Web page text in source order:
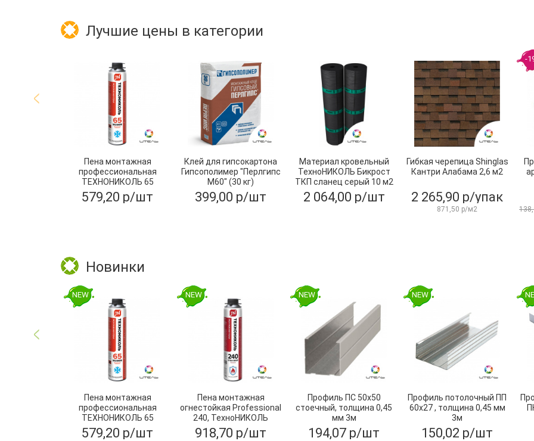
Лучшие цены в категории
Пена монтажная
профессиональная
ТЕХНОНИКОЛЬ 65
MAXIMUM зимняя
579,20 р/шт
Клей для гипсокартона
Гипсополимер "Перлгипс
М60" (30 кг)
399,00 р/шт
Материал кровельный
ТехноНИКОЛЬ Бикрост
ТКП сланец серый 10 м2
2 064,00 р/шт
Гибкая черепица Shinglas
Кантри Алабама 2,6 м2
2 265,90 р/упак
871,50 р/м2
-
Новинки
NEW
Пена монтажная
профессиональная
ТЕХНОНИКОЛЬ 65
MAXIMUM зимняя
579,20 р/шт
NEW
Пена монтажная
огнестойкая Professional
240, ТехноНИКОЛЬ
918,70 р/шт
NEW
Профиль ПС 50х50
стоечный, толщина 0,45
мм 3м
194,07 р/шт
NEW
Профиль потолочный ПП
60х27 , толщина 0,45 мм
3м
150,02 р/шт